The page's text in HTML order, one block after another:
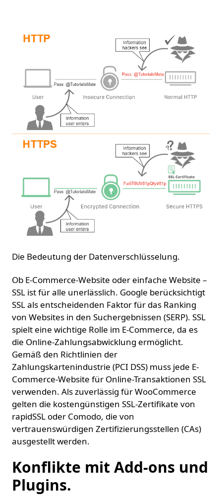
Die Bedeutung der Datenverschlüsselung.
Ob E-Commerce-Website oder einfache Website –
SSL ist für alle unerlässlich. Google berücksichtigt
SSL als entscheidenden Faktor für das Ranking
von Websites in den Suchergebnissen (SERP). SSL
spielt eine wichtige Rolle im E-Commerce, da es
die Online-Zahlungsabwicklung ermöglicht.
Gemäß den Richtlinien der
Zahlungskartenindustrie (PCI DSS) muss jede E-
Commerce-Website für Online-Transaktionen SSL
verwenden. Als zuverlässig für WooCommerce
gelten die kostengünstigen SSL-Zertifikate von
rapidSSL oder Comodo, die von
vertrauenswürdigen Zertifizierungsstellen (CAs)
ausgestellt werden.
Konflikte mit Add-ons und
Plugins.